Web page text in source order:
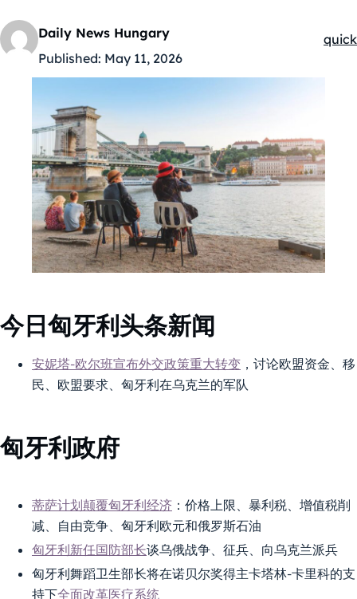
Daily News Hungary
Published: May 11, 2026
quick
今日匈牙利头条新闻
安妮塔-欧尔班宣布外交政策重大转变 ，讨论欧盟资金、移
民、欧盟要求、匈牙利在乌克兰的军队
匈牙利政府
蒂萨计划颠覆匈牙利经济 ：价格上限、暴利税、增值税削
减、自由竞争、匈牙利欧元和俄罗斯石油
匈牙利新任国防部长谈乌俄战争、征兵、向乌克兰派兵
匈牙利舞蹈卫生部长将在诺贝尔奖得主卡塔林-卡里科的支
持下全面改革医疗系统